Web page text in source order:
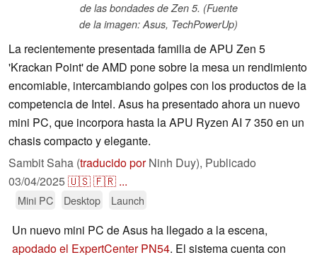
de las bondades de Zen 5. (Fuente
de la imagen: Asus, TechPowerUp)
La recientemente presentada familia de APU Zen 5
'Krackan Point' de AMD pone sobre la mesa un rendimiento
encomiable, intercambiando golpes con los productos de la
competencia de Intel. Asus ha presentado ahora un nuevo
mini PC, que incorpora hasta la APU Ryzen AI 7 350 en un
chasis compacto y elegante.
Sambit Saha (traducido porNinh Duy), Publicado
03/04/2025🇺🇸🇫🇷 ...
Mini PC Desktop Launch
Un nuevo mini PC de Asus ha llegado a la escena,
apodado el ExpertCenter PN54. El sistema cuenta con